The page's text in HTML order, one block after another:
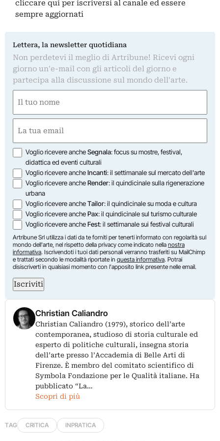
cliccare qui per iscriversi al canale ed essere
sempre aggiornati
Lettera, la newsletter quotidiana
Non perdetevi il meglio di Artribune! Ricevi ogni
giorno un'e-mail con gli articoli del giorno e
partecipa alla discussione sul mondo dell'arte.
(Required)
(Required)
Opzioni
Voglio ricevere ancheSegnala: focus su mostre, festival,
didattica ed eventi culturali
Voglio ricevere ancheIncanti: il settimanale sul mercato dell'arte
Voglio ricevere ancheRender: il quindicinale sulla rigenerazione
urbana
Voglio ricevere ancheTailor: il quindicinale su moda e cultura
Voglio ricevere anchePax: il quindicinale sul turismo culturale
Voglio ricevere ancheFest: il settimanale sui festival culturali
Artribune Srl utilizza i dati da te forniti per tenerti informato con regolarità sul
mondo dell'arte, nel rispetto della privacy come indicato nella nostra
informativa. Iscrivendoti i tuoi dati personali verranno trasferiti su MailChimp
e trattati secondo le modalità riportate in questa informativa. Potrai
disiscriverti in qualsiasi momento con l'apposito link presente nelle email.
Iscriviti
Christian Caliandro
Christian Caliandro (1979), storico dell’arte
contemporanea, studioso di storia culturale ed
esperto di politiche culturali, insegna storia
dell’arte presso l’Accademia di Belle Arti di
Firenze. È membro del comitato scientifico di
Symbola Fondazione per le Qualità italiane. Ha
pubblicato “La…
Scopri di più
TAG CRITICA INPRATICA